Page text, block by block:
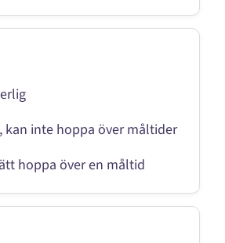
kan inte hoppa över måltider
hoppa över en måltid